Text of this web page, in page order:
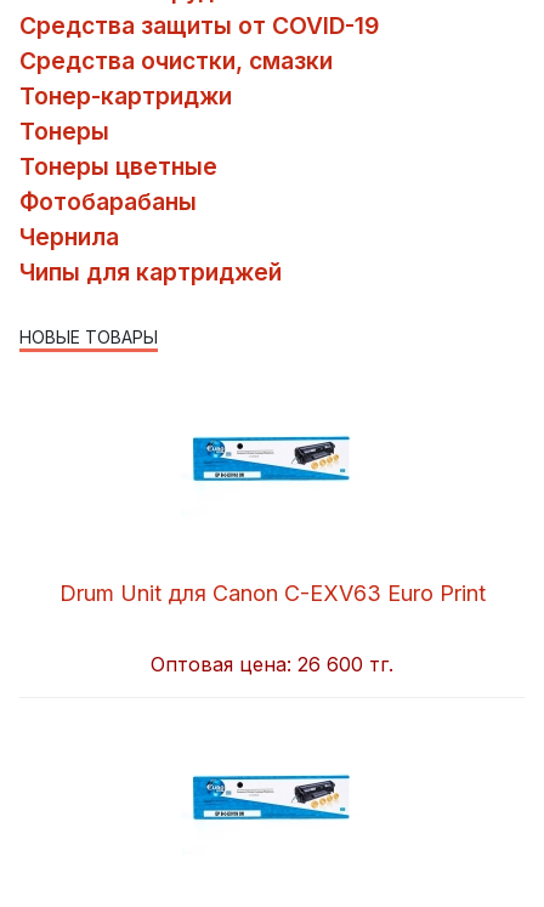
Средства защиты от COVID-19
Средства очистки, смазки
Тонер-картриджи
Тонеры
Тонеры цветные
Фотобарабаны
Чернила
Чипы для картриджей
НОВЫЕ ТОВАРЫ
Drum Unit для Canon C-EXV63 Euro Print
Оптовая цена: 26 600 тг.